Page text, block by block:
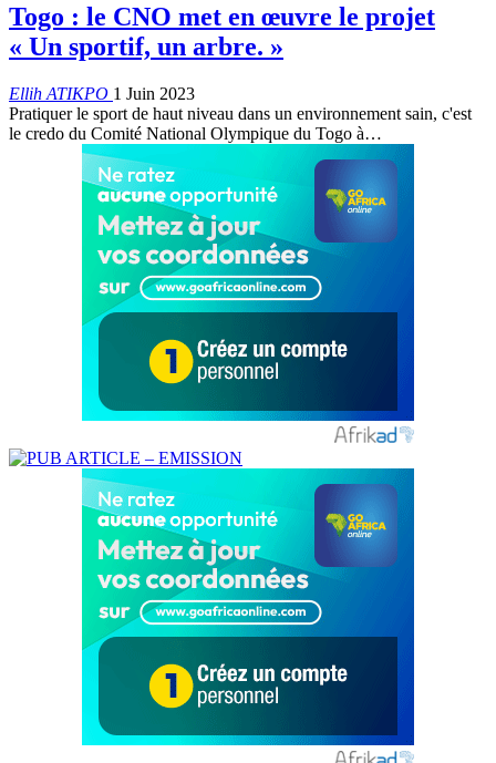
Togo : le CNO met en œuvre le projet
« Un sportif, un arbre. »
Ellih ATIKPO 1 Juin 2023
Pratiquer le sport de haut niveau dans un environnement sain, c'est
le credo du Comité National Olympique du Togo à…